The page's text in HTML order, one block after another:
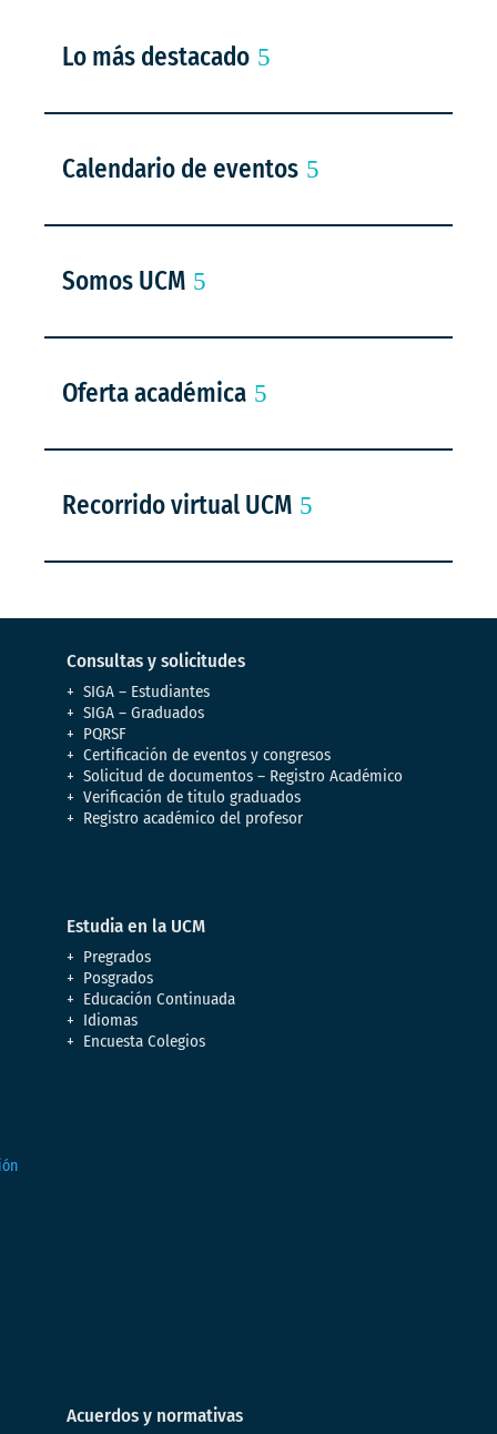
Lo más destacado
Calendario de eventos
Somos UCM
Oferta académica
Recorrido virtual UCM
Consultas y solicitudes
SIGA – Estudiantes
SIGA – Graduados
PQRSF
Certificación de eventos y congresos
Solicitud de documentos – Registro Académico
Verificación de titulo graduados
Registro académico del profesor
Estudia en la UCM
Pregrados
Posgrados
Educación Continuada
Idiomas
Encuesta Colegios
Acuerdos y normativas